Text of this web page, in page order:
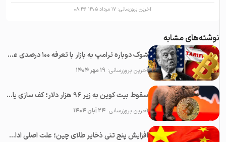
آخرین بروزرسانی: ۱۷ مرداد ۱۴۰۵ ۰۸:۴۶
نوشته‌های مشابه
شوک دوباره ترامپ به بازار با تعرفه ۱۰۰ درصدی علیه چین؛‌ سقوط همه رمزارزها
آخرین بروزرسانی:۱۹ مهر ۱۴۰۴
سقوط بیت کوین به زیر ۹۶ هزار دلار؛ کف سازی یا پایان بولران؟
آخرین بروزرسانی:۲۴ آبان ۱۴۰۴
افزایش پنج تنی ذخایر طلای چین؛ علت اصلی ادامه رشد قیمت طلا